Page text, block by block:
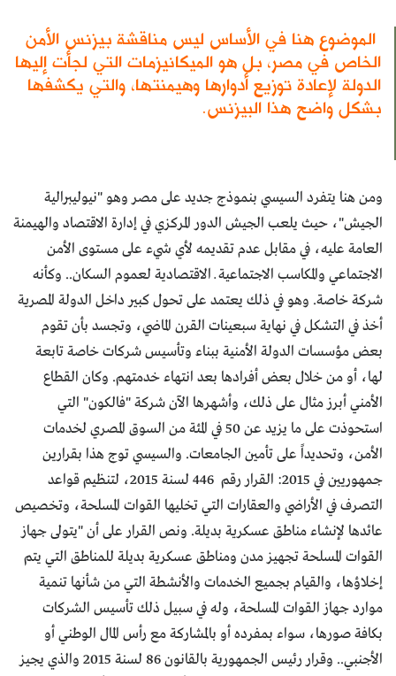
الموضوع هنا في الأساس ليس مناقشة بيزنس الأمن
الخاص في مصر، بل هو الميكانيزمات التي لجأت إليها
الدولة لإعادة توزيع أدوارها وهيمنتها، والتي يكشفها
بشكل واضح هذا البيزنس.
ومن هنا يتفرد السيسي بنموذج جديد على مصر وهو "نيوليبرالية
الجيش"، حيث يلعب الجيش الدور المركزي في إدارة الاقتصاد والهيمنة
العامة عليه، في مقابل عدم تقديمه لأي شيء على مستوى الأمن
الاجتماعي والمكاسب الاجتماعية ــ الاقتصادية لعموم السكان.. وكأنه
شركة خاصة. وهو في ذلك يعتمد على تحول كبير داخل الدولة المصرية
أخذ في التشكل في نهاية سبعينات القرن الماضي، وتجسد بأن تقوم
بعض مؤسسات الدولة الأمنية ببناء وتأسيس شركات خاصة تابعة
لها، أو من خلال بعض أفرادها بعد انتهاء خدمتهم. وكان القطاع
الأمني أبرز مثال على ذلك، وأشهرها الآن شركة "فالكون" التي
استحوذت على ما يزيد عن 50 في المئة من السوق المصري لخدمات
الأمن، وتحديداً على تأمين الجامعات. والسيسي توج هذا بقرارين
جمهوريين في 2015: القرار رقم 446 لسنة 2015، لتنظيم قواعد
التصرف في الأراضي والعقارات التي تخليها القوات المسلحة، وتخصيص
عائدها لإنشاء مناطق عسكرية بديلة. ونص القرار على أن "يتولى جهاز
القوات المسلحة تجهيز مدن ومناطق عسكرية بديلة للمناطق التي يتم
إخلاؤها، والقيام بجميع الخدمات والأنشطة التي من شأنها تنمية
موارد جهاز القوات المسلحة، وله في سبيل ذلك تأسيس الشركات
بكافة صورها، سواء بمفرده أو بالمشاركة مع رأس المال الوطني أو
الأجنبي.. وقرار رئيس الجمهورية بالقانون 86 لسنة 2015 والذي يجيز